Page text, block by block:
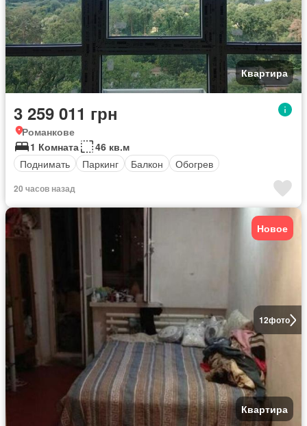
Квартира
3 259 011 грн
Романкове
1 Комната
46 кв.м
Поднимать
Паркинг Балкон Обогрев
20 часов назад
12фото
Новое
Квартира